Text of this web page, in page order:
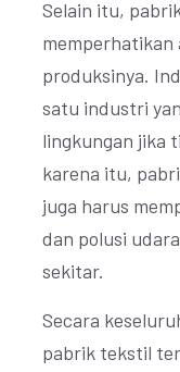
Selain itu,
memperhatikan
produksinya.
satu industri
lingkungan jika
karena itu,
juga harus
dan polusi
sekitar.
Secara
pabrik tekstil